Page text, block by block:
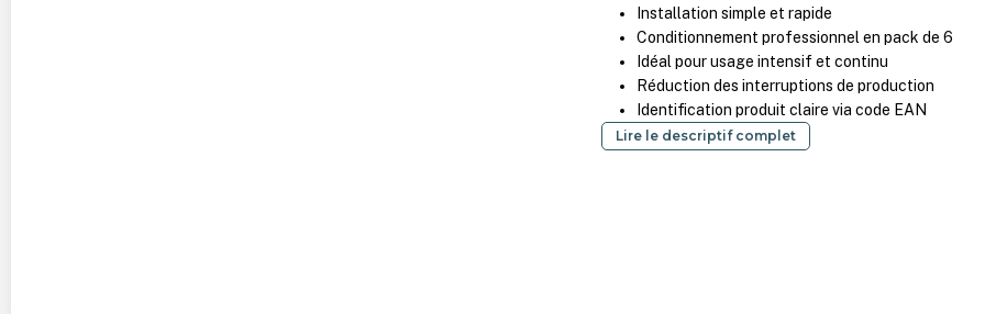
Installation simple et rapide
Conditionnement professionnel en pack de 6
Idéal pour usage intensif et continu
Réduction des interruptions de production
Identification produit claire via code EAN
Lire le descriptif complet